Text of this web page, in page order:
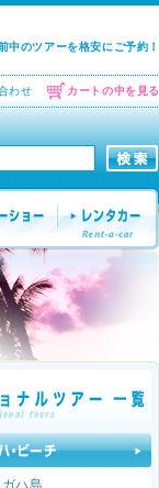
中のツアーを格安にご予約！
わせ カートの中を見る
ハ島